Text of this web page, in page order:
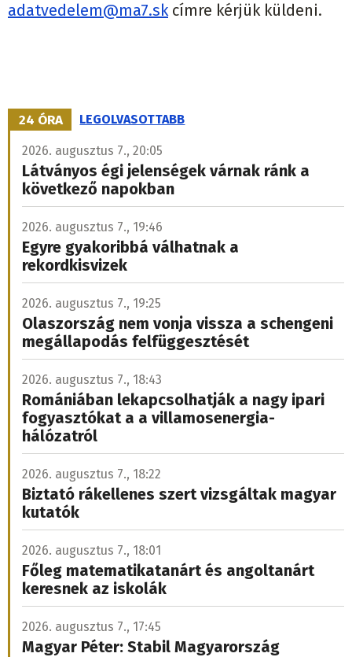
adatvedelem@ma7.skcímre kérjük küldeni.
24 ÓRA LEGOLVASOTTABB
2026. augusztus 7., 20:05
Látványos égi jelenségek várnak ránk a
következő napokban
2026. augusztus 7., 19:46
Egyre gyakoribbá válhatnak a
rekordkisvizek
2026. augusztus 7., 19:25
Olaszország nem vonja vissza a schengeni
megállapodás felfüggesztését
2026. augusztus 7., 18:43
Romániában lekapcsolhatják a nagy ipari
fogyasztókat a a villamosenergia-
hálózatról
2026. augusztus 7., 18:22
Biztató rákellenes szert vizsgáltak magyar
kutatók
2026. augusztus 7., 18:01
Főleg matematikatanárt és angoltanárt
keresnek az iskolák
2026. augusztus 7., 17:45
Magyar Péter: Stabil Magyarország